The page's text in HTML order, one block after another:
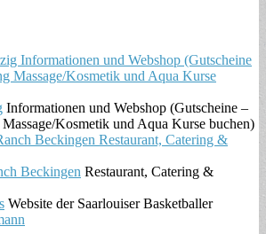
Informationen und Webshop (Gutscheine –
Kosmetik und Aqua Kurse buchen)
Beckingen Restaurant, Catering &
Website der Saarlouiser Basketballer